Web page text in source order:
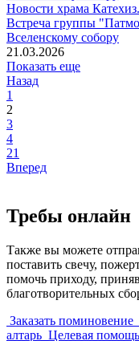
Новости храма
Встреча группы
Вселенскому собору
21.03.2026
Показать еще
Назад
1
2
3
4
21
Вперед
Требы онлайн
Также вы можете
поставить свечу,
помочь приходу,
благотворительных
Заказать поминовение
алтарь Целевая помощь